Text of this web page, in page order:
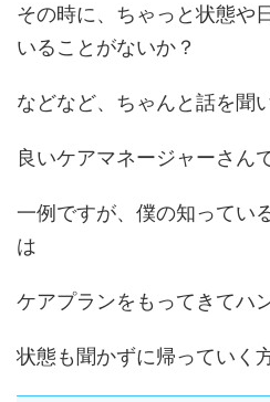
その時に、ちゃっと状態や
いることがないか？
などなど、ちゃんと話を聞
良いケアマネージャーさん
一例ですが、僕の知ってい
は
ケアプランをもってきてハ
状態も聞かずに帰っていく